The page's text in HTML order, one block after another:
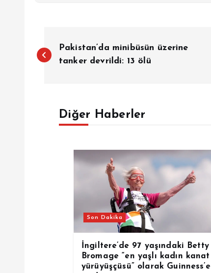
a
Pakistan’da minibüsün üzerine
tanker devrildi: 13 ölü
Diğer Haberler
Son Dakika
İngiltere’de 97 yaşındaki Betty
Bromage “en yaşlı kadın kanat
yürüyüşçüsü” olarak Guinness’e